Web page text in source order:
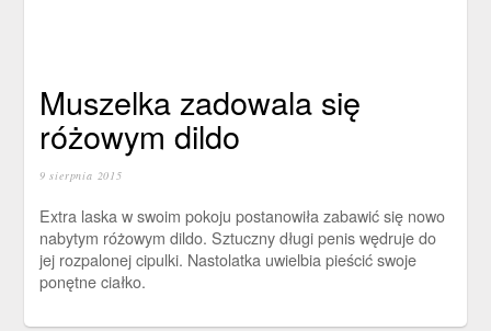
Muszelka zadowala się
różowym dildo
9 sierpnia 2015
Extra laska w swoim pokoju postanowiła zabawić się nowo
nabytym różowym dildo. Sztuczny długi penis wędruje do
jej rozpalonej cipulki. Nastolatka uwielbia pieścić swoje
ponętne ciałko.